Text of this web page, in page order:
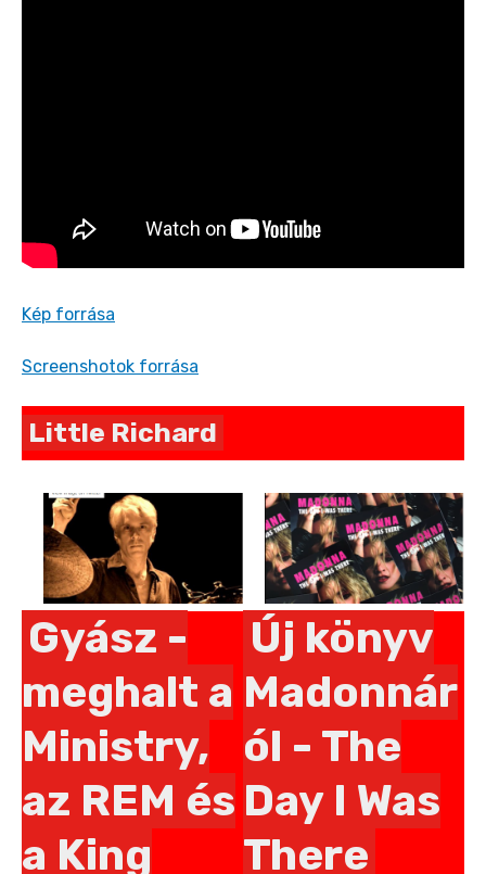
Kép forrása
Screenshotok forrása
Little Richard
Gyász -
meghalt a
Ministry,
az REM és
a King
Új könyv
Madonnár
ól - The
Day I Was
There
Pages